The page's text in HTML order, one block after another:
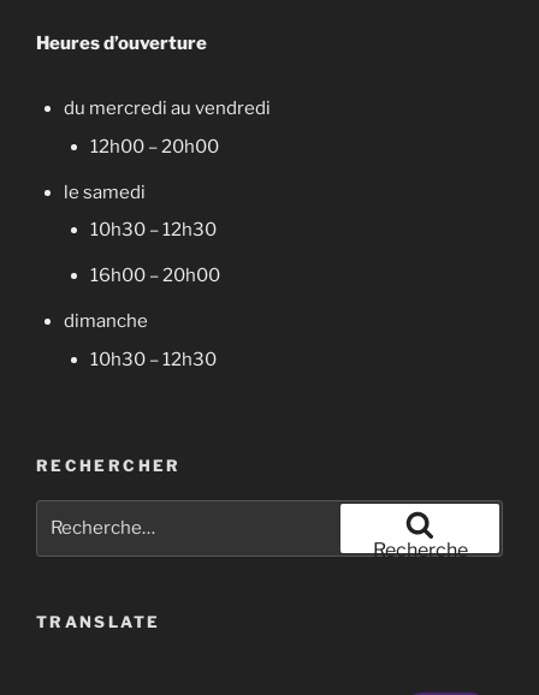
Heures d’ouverture
du mercredi au vendredi
12h00 – 20h00
le samedi
10h30 – 12h30
16h00 – 20h00
dimanche
10h30 – 12h30
RECHERCHER
Recherche
TRANSLATE